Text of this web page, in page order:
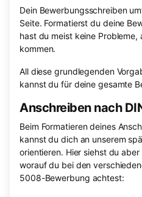
Dein Bewerbungsschreiben
Seite. Formatierst du deine
hast du meist keine
kommen.
All diese grundlegenden
kannst du für deine gesamte
Anschreiben nach
Beim Formatieren deines
kannst du dich an unserem
orientieren. Hier siehst du
worauf du bei den
5008-Bewerbung achtest: